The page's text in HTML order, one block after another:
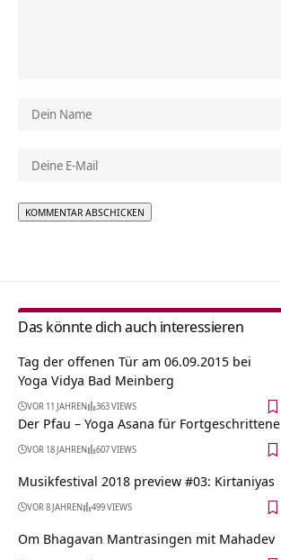
Das könnte dich auch interessieren
Tag der offenen Tür am 06.09.2015 bei
Yoga Vidya Bad Meinberg
VOR 11 JAHREN 363 VIEWS
Der Pfau – Yoga Asana für Fortgeschrittene
VOR 18 JAHREN 607 VIEWS
Musikfestival 2018 preview #03: Kirtaniyas
VOR 8 JAHREN 499 VIEWS
Om Bhagavan Mantrasingen mit Mahadev